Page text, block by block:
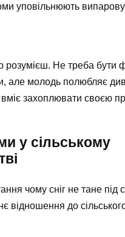
уповільнюють
розумієш. Не треба бути
але молодь полюбляє
захоплювати своєю
у сільському
чому сніг не тане
відношення до